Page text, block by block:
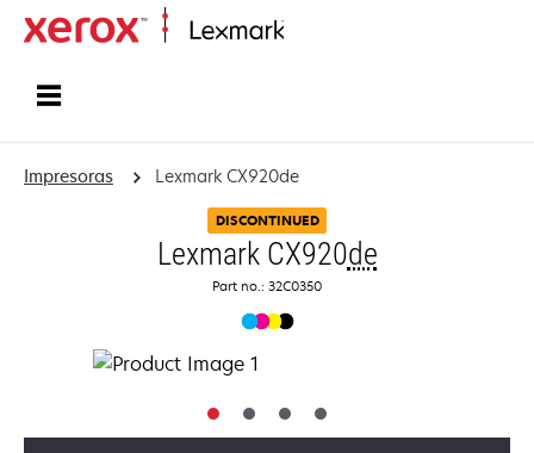
Impresoras Lexmark CX920de
DISCONTINUED
Lexmark CX920de
Part no.: 32C0350